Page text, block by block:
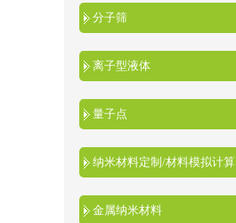
分子筛
离子型液体
量子点
纳米材料定制/材料模拟计算
金属纳米材料